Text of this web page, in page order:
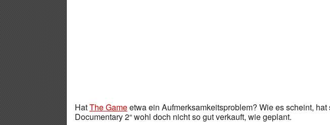
HatThe Gameetwa ein Aufmerksamkeitsproblem? Wie es scheint,
Documentary 2“ wohl doch nicht so gut verkauft, wie geplant.